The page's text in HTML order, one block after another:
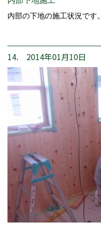
内部の下地の施工状況です。
14. 2014年01月10日